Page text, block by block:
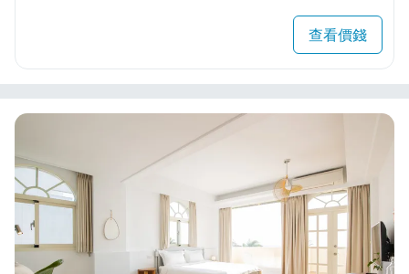
查看價錢